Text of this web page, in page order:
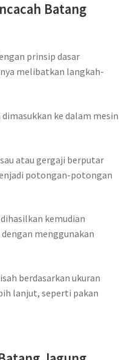
Batang
prinsip dasar
melibatkan langkah-
ke dalam mesin
atau gergaji berputar
potongan-potongan
kemudian
menggunakan
berdasarkan ukuran
lanjut, seperti pakan